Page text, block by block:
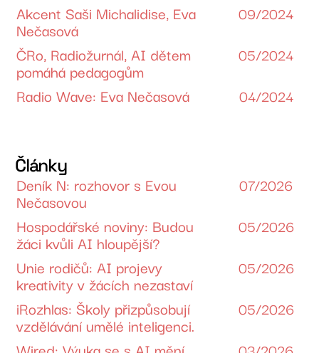
Akcent Saši Michalidise, Eva
Nečasová
09/2024
ČRo, Radiožurnál, AI dětem
pomáhá pedagogům
05/2024
Radio Wave: Eva Nečasová 04/2024
Články
Deník N: rozhovor s Evou
Nečasovou
07/2026
Hospodářské noviny: Budou
žáci kvůli AI hloupější?
05/2026
Unie rodičů: AI projevy
kreativity v žácích nezastaví
05/2026
iRozhlas: Školy přizpůsobují
vzdělávání umělé inteligenci.
05/2026